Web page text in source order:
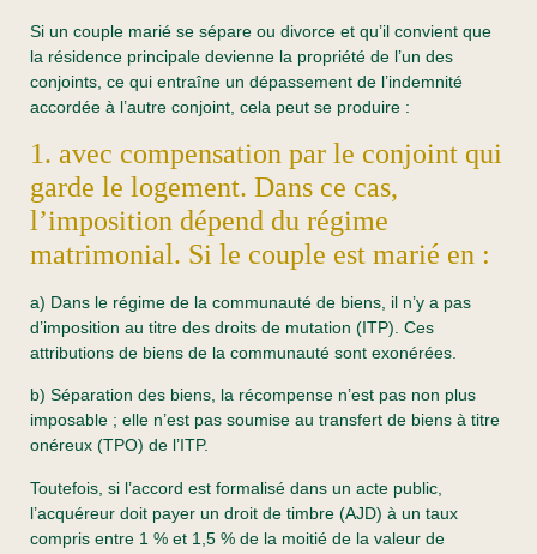
Si un couple marié se sépare ou divorce et qu’il convient que
la résidence principale devienne la propriété de l’un des
conjoints, ce qui entraîne un dépassement de l’indemnité
accordée à l’autre conjoint, cela peut se produire :
1. avec compensation par le conjoint qui
garde le logement. Dans ce cas,
l’imposition dépend du régime
matrimonial. Si le couple est marié en :
a) Dans le régime de la communauté de biens, il n’y a pas
d’imposition au titre des droits de mutation (ITP). Ces
attributions de biens de la communauté sont exonérées.
b) Séparation des biens, la récompense n’est pas non plus
imposable ; elle n’est pas soumise au transfert de biens à titre
onéreux (TPO) de l’ITP.
Toutefois, si l’accord est formalisé dans un acte public,
l’acquéreur doit payer un droit de timbre (AJD) à un taux
compris entre 1 % et 1,5 % de la moitié de la valeur de